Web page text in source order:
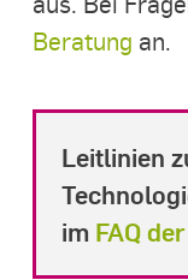
Beratung an.
Leitlinien
im FAQ